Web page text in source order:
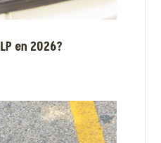
en 2026?